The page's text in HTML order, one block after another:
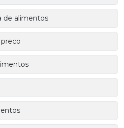
de alimentos